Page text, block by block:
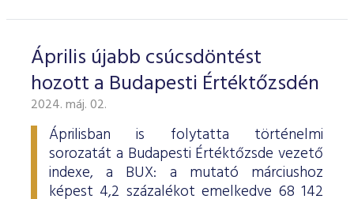
Április újabb csúcsdöntést
hozott a Budapesti Értéktőzsdén
2024. máj. 02.
Áprilisban is folytatta történelmi
sorozatát a Budapesti Értéktőzsde vezető
indexe, a BUX: a mutató márciushoz
képest 4,2 százalékot emelkedve 68 142